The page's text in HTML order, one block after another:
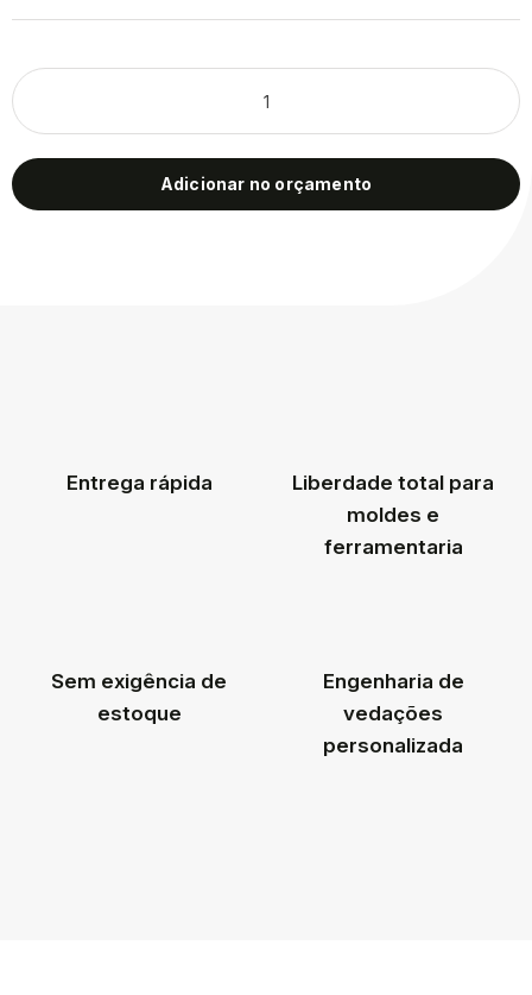
Adicionar no orçamento
Entrega rápida
Liberdade total para
moldes e
ferramentaria
Sem exigência de
estoque
Engenharia de
vedações
personalizada